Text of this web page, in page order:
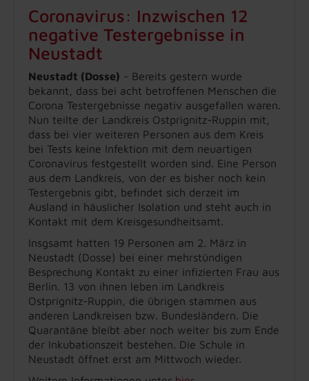
Coronavirus: Inzwischen 12
negative Testergebnisse in
Neustadt
Neustadt (Dosse) - Bereits gestern wurde
bekannt, dass bei acht betroffenen Menschen die
Corona Testergebnisse negativ ausgefallen waren.
Nun teilte der Landkreis Ostprignitz-Ruppin mit,
dass bei vier weiteren Personen aus dem Kreis
bei Tests keine Infektion mit dem neuartigen
Coronavirus festgestellt worden sind. Eine Person
aus dem Landkreis, von der es bisher noch kein
Testergebnis gibt, befindet sich derzeit im
Ausland in häuslicher Isolation und steht auch in
Kontakt mit dem Kreisgesundheitsamt.
Insgsamt hatten 19 Personen am 2. März in
Neustadt (Dosse) bei einer mehrstündigen
Besprechung Kontakt zu einer infizierten Frau aus
Berlin. 13 von ihnen leben im Landkreis
Ostprignitz-Ruppin, die übrigen stammen aus
anderen Landkreisen bzw. Bundesländern. Die
Quarantäne bleibt aber noch weiter bis zum Ende
der Inkubationszeit bestehen. Die Schule in
Neustadt öffnet erst am Mittwoch wieder.